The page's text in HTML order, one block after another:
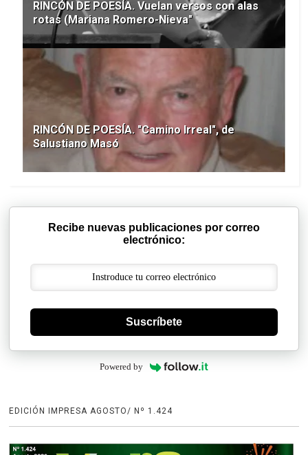
RINCÓN DE POESÍA. Vuelan versos con alas
rotas (Mariana Romero-Nieva"
RINCÓN DE POESÍA. "Camino Irreal", de
Salustiano Masó
Recibe nuevas publicaciones por correo
electrónico:
Suscríbete
Powered by
EDICIÓN IMPRESA AGOSTO/ Nº 1.424